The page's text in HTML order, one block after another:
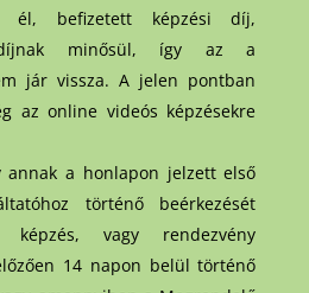
él, befizetett képzési díj,
díjnak minősül, így az a
jár vissza. A jelen pontban
az online videós képzésekre
annak a honlapon jelzett első
történő beérkezését
vagy rendezvény
14 napon belül történő